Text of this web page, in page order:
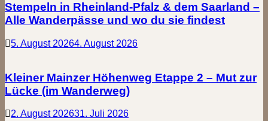
Stempeln in Rheinland-Pfalz & dem Saarland –
Alle Wanderpässe und wo du sie findest
5. August 20264. August 2026
Kleiner Mainzer Höhenweg Etappe 2 – Mut zur
Lücke (im Wanderweg)
2. August 202631. Juli 2026